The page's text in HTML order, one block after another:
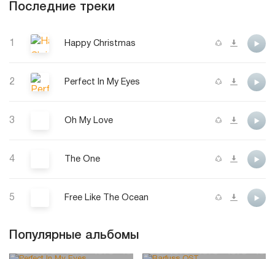
Последние треки
Happy Christmas
2 Perfect In My Eyes
3 Oh My Love
4 The One
5 Free Like The Ocean
Популярные альбомы